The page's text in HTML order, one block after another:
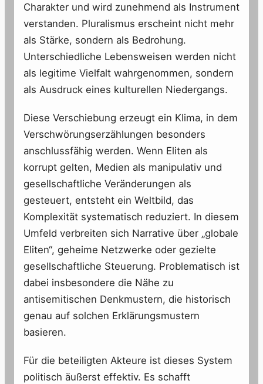
Charakter und wird zunehmend als Instrument
verstanden. Pluralismus erscheint nicht mehr
als Stärke, sondern als Bedrohung.
Unterschiedliche Lebensweisen werden nicht
als legitime Vielfalt wahrgenommen, sondern
als Ausdruck eines kulturellen Niedergangs.
Diese Verschiebung erzeugt ein Klima, in dem
Verschwörungserzählungen besonders
anschlussfähig werden. Wenn Eliten als
korrupt gelten, Medien als manipulativ und
gesellschaftliche Veränderungen als
gesteuert, entsteht ein Weltbild, das
Komplexität systematisch reduziert. In diesem
Umfeld verbreiten sich Narrative über „globale
Eliten“, geheime Netzwerke oder gezielte
gesellschaftliche Steuerung. Problematisch ist
dabei insbesondere die Nähe zu
antisemitischen Denkmustern, die historisch
genau auf solchen Erklärungsmustern
basieren.
Für die beteiligten Akteure ist dieses System
politisch äußerst effektiv. Es schafft